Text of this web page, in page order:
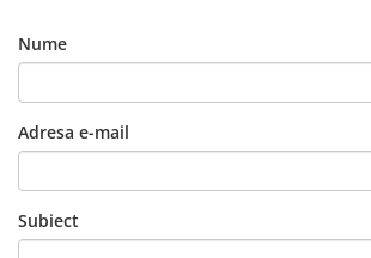
Nume
Adresa e-mail
Subiect